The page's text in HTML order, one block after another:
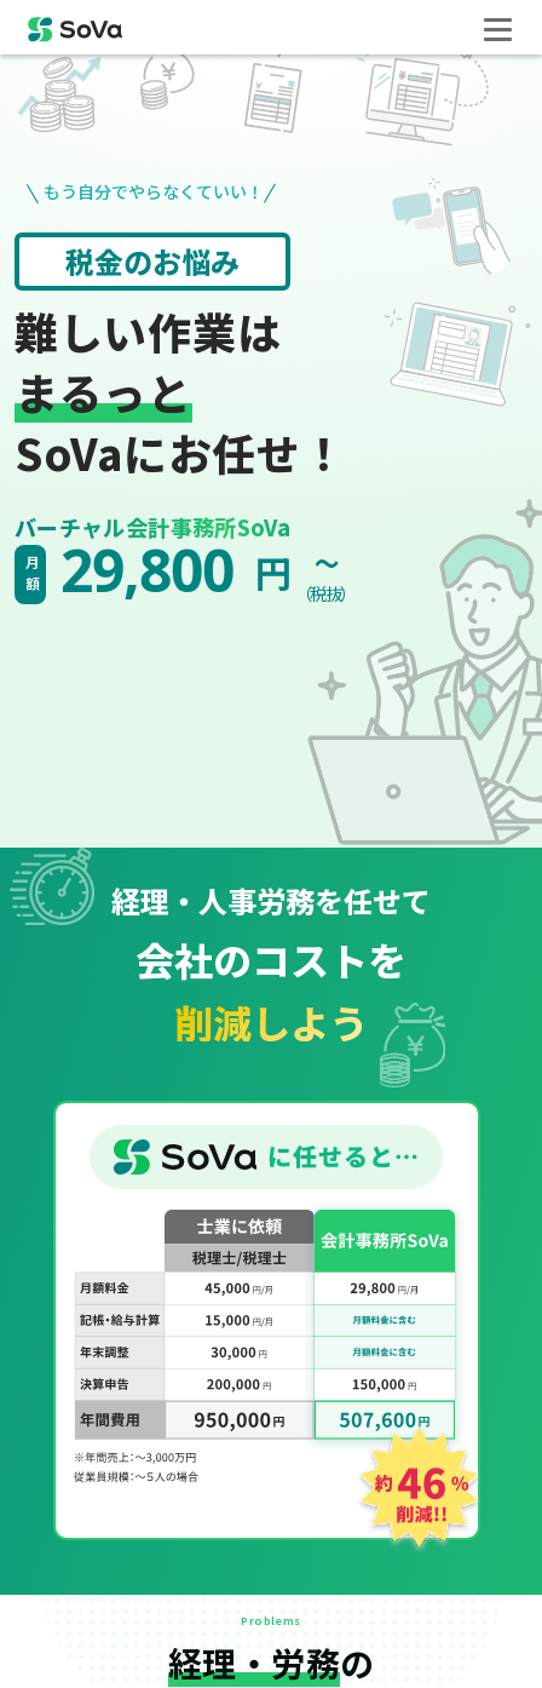
もう自分でやらなくていい！
役所手続き 給与計算
難しい作業は
まるっと
SoVaにお任せ！
バーチャル会計事務所SoVa
月額 29,800 円 ~
（税抜）
経理・人事労務を任せて
会社のコストを
削減しよう
Problems
経理・労務の